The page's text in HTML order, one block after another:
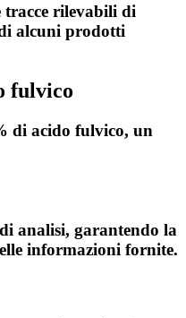
tracce rilevabili di
alcuni prodotti
fulvico
di acido fulvico, un
analisi, garantendo la
informazioni fornite.